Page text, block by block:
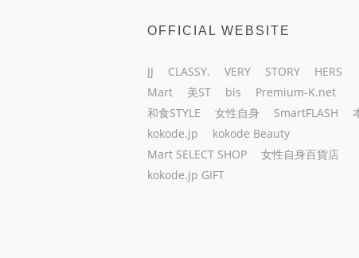
OFFICIAL WEBSITE
JJ CLASSY. VERY STORY
HERS
Mart
美ST bis
Premium-K.net
和食STYLE
女性自身 SmartFLASH
kokode.jp
kokode Beauty
Mart SELECT SHOP
女性自身百貨店
kokode.jp GIFT